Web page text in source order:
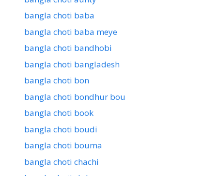
bangla choti baba
bangla choti baba meye
bangla choti bandhobi
bangla choti bangladesh
bangla choti bon
bangla choti bondhur bou
bangla choti book
bangla choti boudi
bangla choti bouma
bangla choti chachi